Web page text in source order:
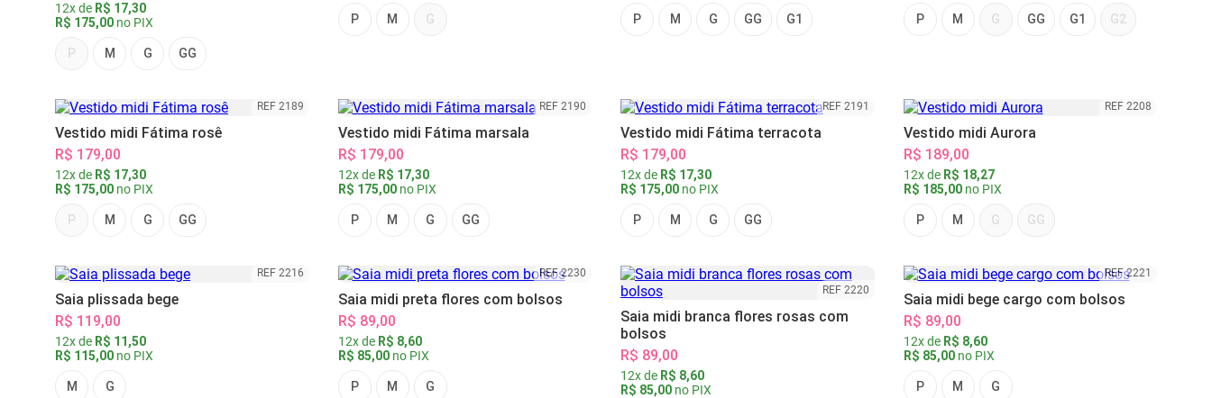
12x de R$ 17,30
R$ 175,00 no PIX
P M G GG
P M G P M G GG G1 P M G GG G1 G2
REF 2189
Vestido midi Fátima rosê
R$ 179,00
12x de R$ 17,30
R$ 175,00 no PIX
P M G GG
REF 2190
Vestido midi Fátima marsala
R$ 179,00
12x de R$ 17,30
R$ 175,00no PIX
P M G GG
REF 2191
Vestido midi Fátima terracota
R$ 179,00
12x de R$ 17,30
R$ 175,00 no PIX
P M G GG
REF 2208
Vestido midi Aurora
R$ 189,00
12x de R$ 18,27
R$ 185,00no PIX
P M G GG
REF 2216
Saia plissada bege
R$ 119,00
12x de R$ 11,50
R$ 115,00 no PIX
M G
REF 2230
Saia midi preta flores com bolsos
R$ 89,00
12x de R$ 8,60
R$ 85,00no PIX
P M G
REF 2220
Saia midi branca flores rosas com
bolsos
R$ 89,00
12x de R$ 8,60
R$ 85,00 no PIX
REF 2221
Saia midi bege cargo com bolsos
R$ 89,00
12x de R$ 8,60
R$ 85,00no PIX
P M G